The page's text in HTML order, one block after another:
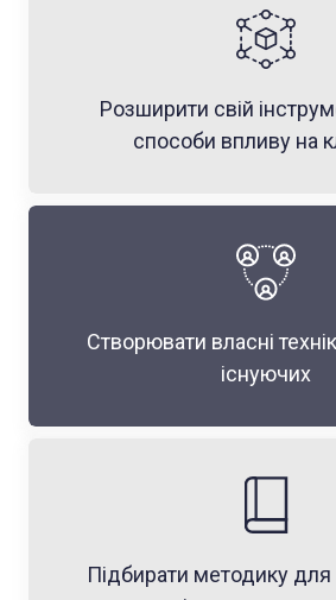
Розширити свій
способи впливу на
Створювати власні
існуючих
Підбирати методику